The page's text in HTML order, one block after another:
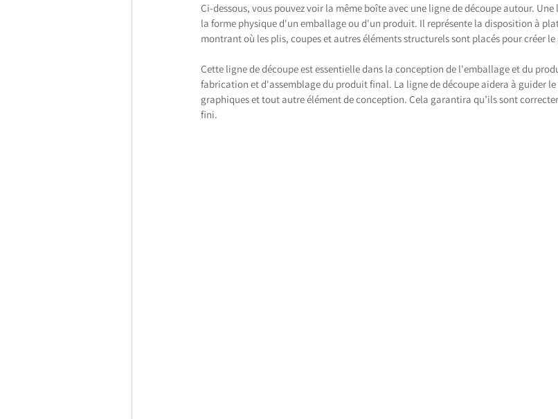
Ci-dessous, vous pouvez voir la même boîte avec une ligne de découpe autour.
la forme physique d'un emballage ou d'un produit. Il représente la disposition à
montrant où les plis, coupes et autres éléments structurels sont placés pour créer
Cette ligne de découpe est essentielle dans la conception de l'emballage et du
fabrication et d'assemblage du produit final. La ligne de découpe aidera à guider
graphiques et tout autre élément de conception. Cela garantira qu’ils sont
fini.